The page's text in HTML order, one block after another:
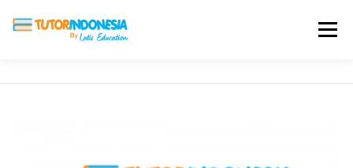
Menu